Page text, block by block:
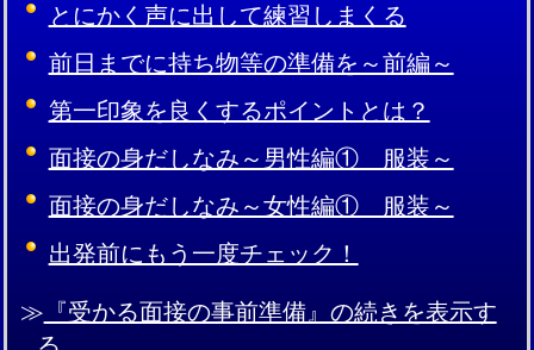
とにかく声に出して練習しまくる
前日までに持ち物等の準備を～前編～
第一印象を良くするポイントとは？
面接の身だしなみ～男性編① 服装～
面接の身だしなみ～女性編① 服装～
出発前にもう一度チェック！
≫ 『受かる面接の事前準備』の続きを表示す